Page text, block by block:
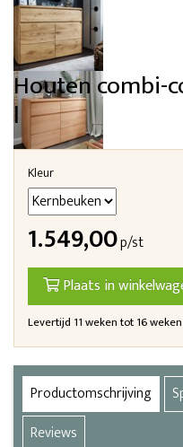
Houten combi-
l
Kleur
1.549,00p/st
Plaats in
Levertijd 11 weken tot 16 weken
Productomschrijving
Reviews